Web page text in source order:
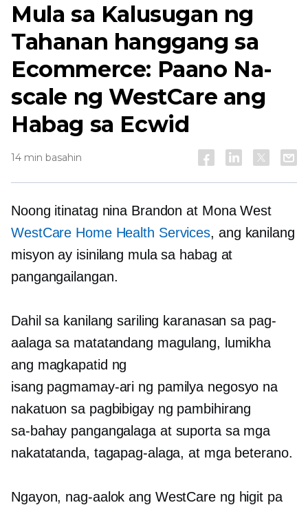
Mula sa Kalusugan ng
Tahanan hanggang sa
Ecommerce: Paano Na-
scale ng WestCare ang
Habag sa Ecwid
14 min basahin
Noong itinatag nina Brandon at Mona West
WestCare Home Health Services, ang kanilang
misyon ay isinilang mula sa habag at
pangangailangan.
Dahil sa kanilang sariling karanasan sa pag-
aalaga sa matatandang magulang, lumikha
ang magkapatid ng
isang pagmamay-ari ng pamilya negosyo na
nakatuon sa pagbibigay ng pambihirang
sa-bahay pangangalaga at suporta sa mga
nakatatanda, tagapag-alaga, at mga beterano.
Ngayon, nag-aalok ang WestCare ng higit pa